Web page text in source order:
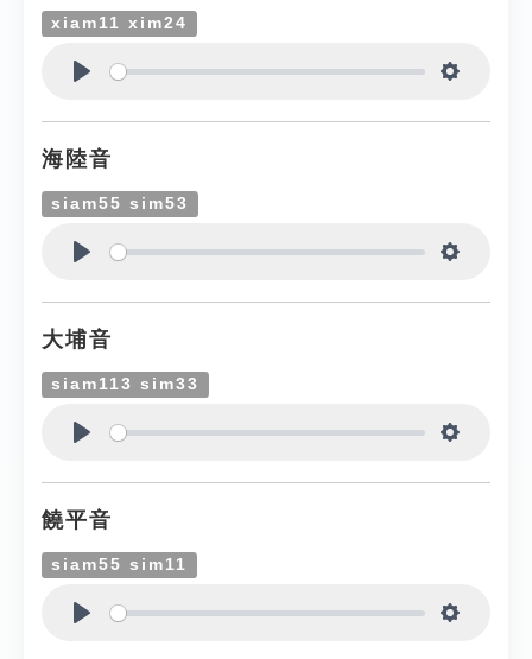
xiam11 xim24
海陸音
siam55 sim53
大埔音
siam113 sim33
饒平音
siam55 sim11